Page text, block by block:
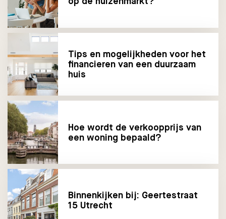
Tips en mogelijkheden voor het
financieren van een duurzaam
huis
Hoe wordt de verkoopprijs van
een woning bepaald?
Binnenkijken bij: Geertestraat
15 Utrecht